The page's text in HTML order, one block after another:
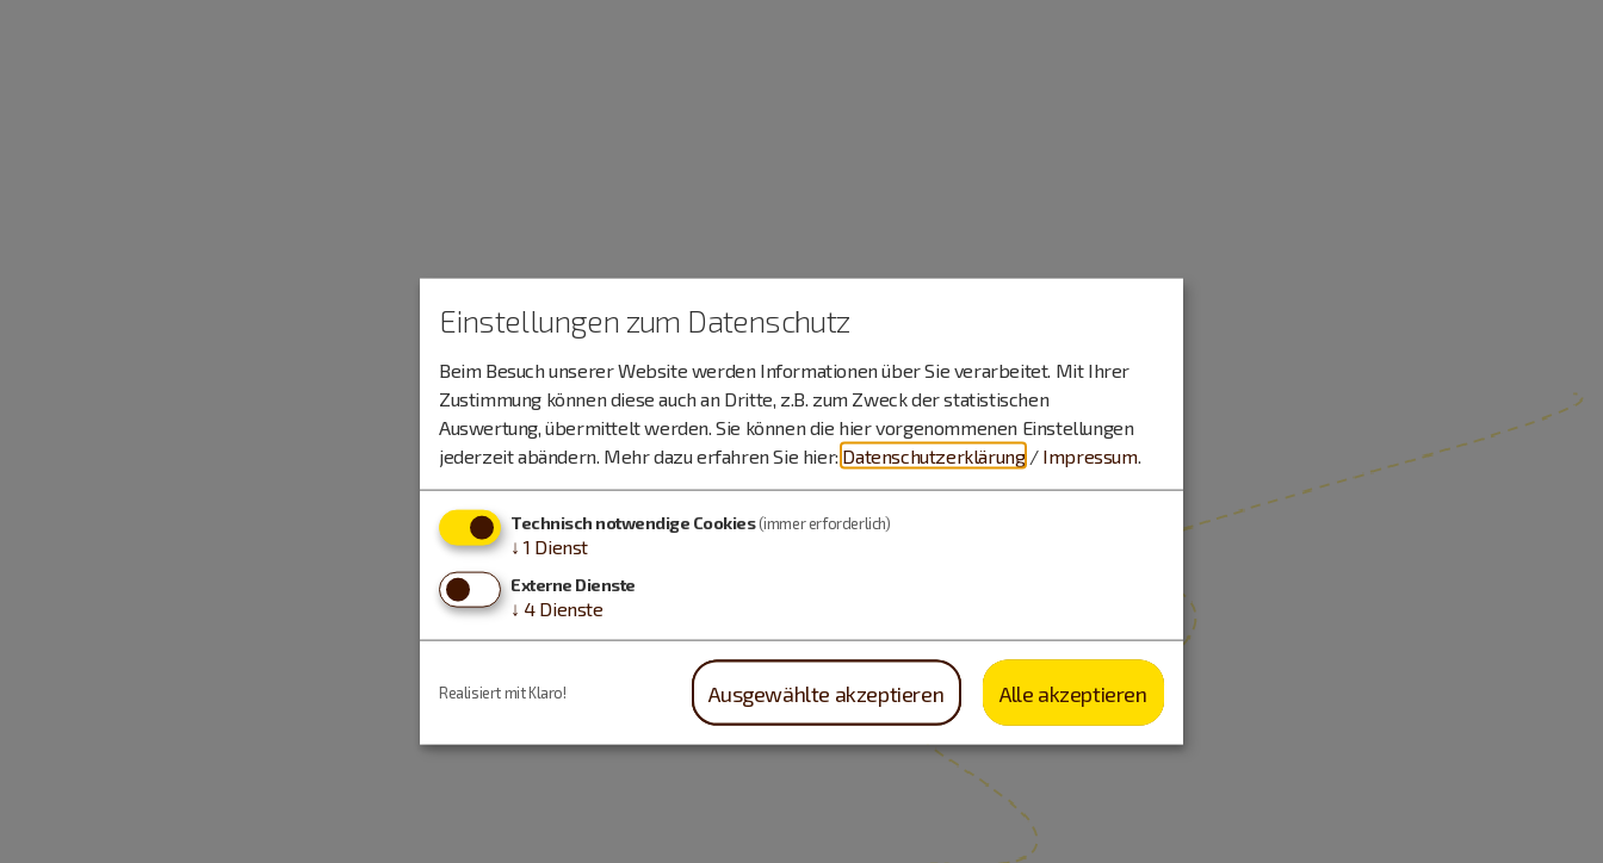
Einstellungen zum Datenschutz
Beim Besuch unserer Website werden Informationen über Sie verarbeitet. Mit Ihrer
Zustimmung können diese auch an Dritte, z.B. zum Zweck der statistischen
Auswertung, übermittelt werden. Sie können die hier vorgenommenen Einstellungen
jederzeit abändern. Mehr dazu erfahren Sie hier: Datenschutzerklärung / Impressum.
Technisch notwendige Cookies(immer erforderlich)
↓ 1 Dienst
Externe Dienste
↓ 4 Dienste
Ausgewählte akzeptieren Alle akzeptieren
Realisiert mit Klaro!